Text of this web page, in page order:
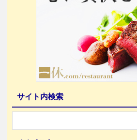
サイト内検索